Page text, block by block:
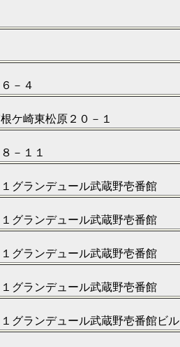
－４
ケ崎東松原２０－１
－１１
グランデュール武蔵野壱番館
グランデュール武蔵野壱番館
グランデュール武蔵野壱番館
グランデュール武蔵野壱番館
グランデュール武蔵野壱番館ビル